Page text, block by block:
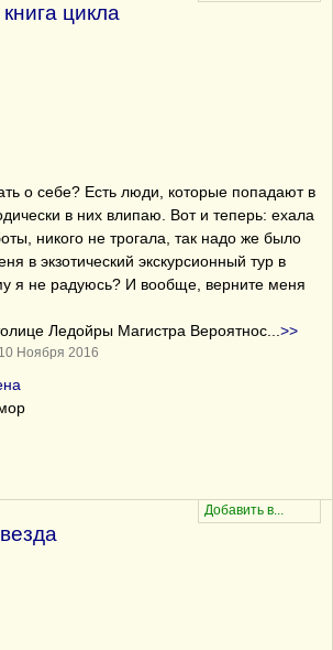
цикла
о себе? Есть люди, которые попадают в
в них влипаю. Вот и теперь: ехала
никого не трогала, так надо же было
в экзотический экскурсионный тур в
я не радуюсь? И вообще, верните меня
Ледойры Магистра Вероятнос
>>
Ноября 2016